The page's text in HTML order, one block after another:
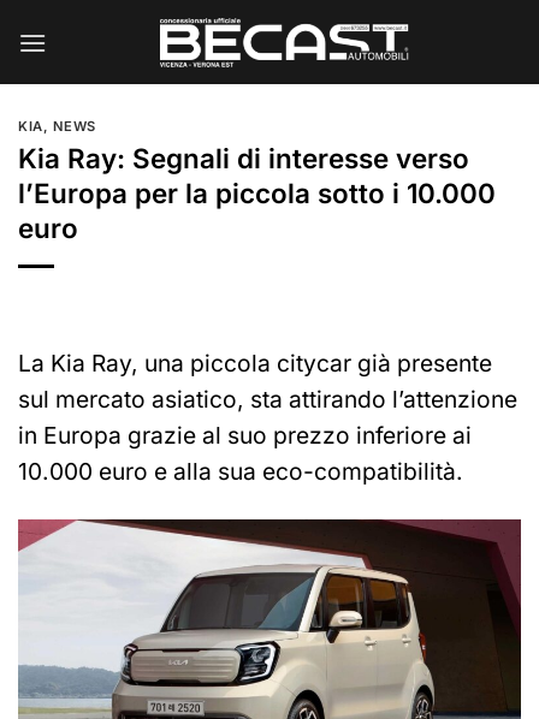
KIA, NEWS
Kia Ray: Segnali di interesse verso
l’Europa per la piccola sotto i 10.000
euro
La Kia Ray, una piccola citycar già presente
sul mercato asiatico, sta attirando l’attenzione
in Europa grazie al suo prezzo inferiore ai
10.000 euro e alla sua eco-compatibilità.